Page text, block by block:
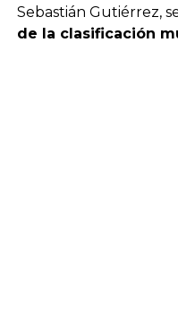
Sebastián Gutiérrez,
de la clasificación